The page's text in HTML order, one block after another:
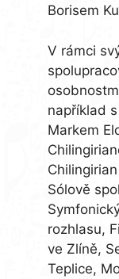
Borisem
V rámci
například
Markem
Sólově
rozhlasu,
ve Zlíně,
Teplice,